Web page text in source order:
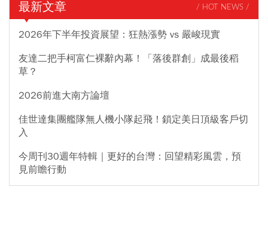
最新文章 / HOT NEWS /
2026年下半年投資展望：狂熱漲勢 vs 嚴峻現實
友達二把手柯富仁裸辭內幕！「落後群創」成最後稻
草？
2026前進大南方論壇
佳世達集團艦隊無人機小隊起飛！鎖定美日頂級客戶切
入
今周刊30週年特輯｜更好的台灣：回望精彩風雲，預
見前瞻行動